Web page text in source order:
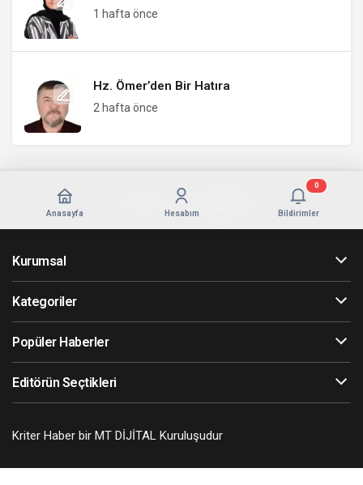
1 hafta önce
Hz. Ömer’den Bir Hatıra
2 hafta önce
Anasayfa Hesabım Bildirimler
0
Kurumsal
Kategoriler
Popüler Haberler
Editörün Seçtikleri
Kriter Haber bir MT DİJİTAL Kuruluşudur